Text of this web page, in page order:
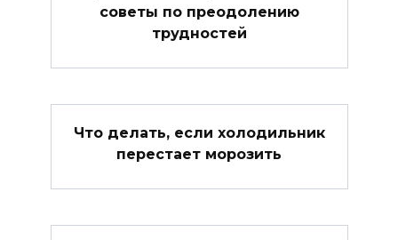
советы по преодолению
трудностей
Что делать, если холодильник
перестает морозить